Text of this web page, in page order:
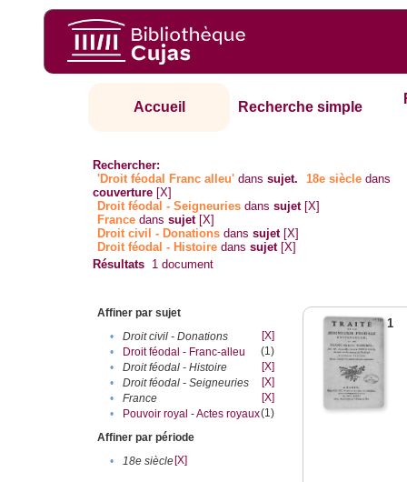
Accueil Recherche simple
Rechercher:
'Droit féodal Franc alleu' danssujet. 18e siècle dans
couverture [X]
Droit féodal - Seigneuries danssujet [X]
France danssujet [X]
Droit civil - Donations danssujet [X]
Droit féodal - Histoire danssujet [X]
Résultats 1 document
Affiner par sujet
•
Droit civil - Donations
[X]
•
Droit féodal - Franc-alleu‎
(1)
•
Droit féodal - Histoire
[X]
•
Droit féodal - Seigneuries
[X]
•
France
[X]
•
Pouvoir royal - Actes royaux(1)
Affiner par période
•
18e siècle[X]
1